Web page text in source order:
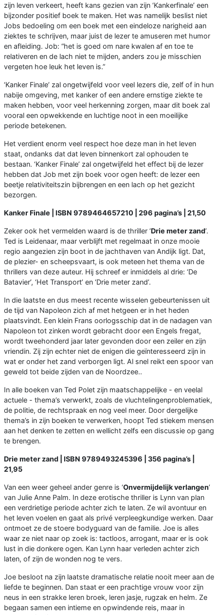
zijn leven verkeert, heeft kans gezien van zijn ‘Kankerfinale’ een
bijzonder positief boek te maken. Het was namelijk beslist niet
Jobs bedoeling om een boek met een eindeloze narigheid aan
ziektes te schrijven, maar juist de lezer te amuseren met humor
en afleiding. Job: “het is goed om nare kwalen af en toe te
relativeren en de lach niet te mijden, anders zou je misschien
vergeten hoe leuk het leven is.”
‘Kanker Finale’ zal ongetwijfeld voor veel lezers die, zelf of in hun
nabije omgeving, met kanker of een andere ernstige ziekte te
maken hebben, voor veel herkenning zorgen, maar dit boek zal
vooral een opwekkende en luchtige noot in een moeilijke
periode betekenen.
Het verdient enorm veel respect hoe deze man in het leven
staat, ondanks dat dat leven binnenkort zal ophouden te
bestaan. ‘Kanker Finale’ zal ongetwijfeld het effect bij de lezer
hebben dat Job met zijn boek voor ogen heeft: de lezer een
beetje relativiteitszin bijbrengen en een lach op het gezicht
bezorgen.
Kanker Finale | ISBN 9789464657210 | 296 pagina’s | 21,50
Zeker ook het vermelden waard is de thriller ‘Drie meter zand’.
Ted is Leidenaar, maar verblijft met regelmaat in onze mooie
regio aangezien zijn boot in de jachthaven van Andijk ligt. Dat,
de plezier- en scheepsvaart, is ook meteen het thema van de
thrillers van deze auteur. Hij schreef er inmiddels al drie: ‘De
Batavier’, ‘Het Transport’ en ‘Drie meter zand’.
In die laatste en dus meest recente wisselen gebeurtenissen uit
de tijd van Napoleon zich af met hetgeen er in het heden
plaatsvindt. Een klein Frans oorlogsschip dat in de nadagen van
Napoleon tot zinken wordt gebracht door een Engels fregat,
wordt tweehonderd jaar later gevonden door een zeiler en zijn
vriendin. Zij zijn echter niet de enigen die geïnteresseerd zijn in
wat er onder het zand verborgen ligt. Al snel reikt een spoor van
geweld tot beide zijden van de Noordzee..
In alle boeken van Ted Polet zijn maatschappelijke - en veelal
actuele - thema’s verwerkt, zoals de vluchtelingenproblematiek,
de politie, de rechtspraak en nog veel meer. Door dergelijke
thema’s in zijn boeken te verwerken, hoopt Ted stiekem mensen
aan het denken te zetten en wellicht zelfs een discussie op gang
te brengen.
Drie meter zand | ISBN 9789493245396 | 356 pagina’s |
21,95
Van een weer geheel ander genre is ‘Onvermijdelijk verlangen’
van Julie Anne Palm. In deze erotische thriller is Lynn van plan
een verdrietige periode achter zich te laten. Ze wil avontuur en
het leven voelen en gaat als privé verpleegkundige werken. Daar
ontmoet ze de stoere bodyguard van de familie. Joe is alles
waar ze niet naar op zoek is: tactloos, arrogant, maar er is ook
lust in die donkere ogen. Kan Lynn haar verleden achter zich
laten, of zijn de wonden nog te vers.
Joe besloot na zijn laatste dramatische relatie nooit meer aan de
liefde te beginnen. Dan staat er een prachtige vrouw voor zijn
neus in een strakke leren broek, leren jasje, rugzak en helm. Ze
begaan samen een intieme en opwindende reis, maar in